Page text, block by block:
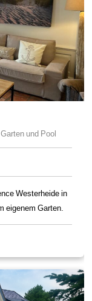
und Pool
Westerheide in
eigenem Garten.